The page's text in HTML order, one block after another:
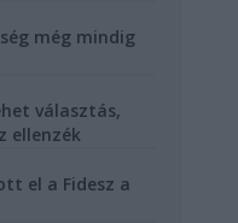
még mindig
választás,
ellenzék
el a Fidesz a